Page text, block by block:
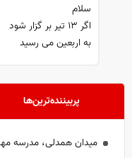
سلام
اگر ۱۳ تیر بر گزار شود
به اربعین می رسید
پربیننده‌ترین‌ها
میدان همدلی، مدرسه